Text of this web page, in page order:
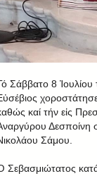
Σάββατο 8
καί τήν εἰς
Δεσποίνη
Σάμου.
Σεβασμιώτατος